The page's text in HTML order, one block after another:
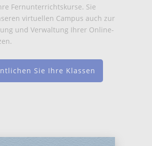
Fernunterrichtskurse. Sie
virtuellen Campus auch zur
und Verwaltung Ihrer Online-
Sie Ihre Klassen